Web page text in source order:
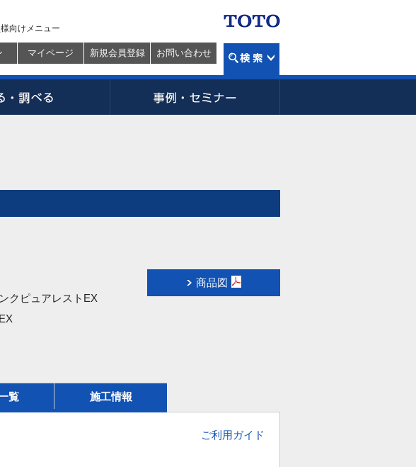
向けメニュー
マイページ 新規会員登録 お問い合わせ
クピュアレストEX
商品図
覧 施工情報
ご利用ガイド